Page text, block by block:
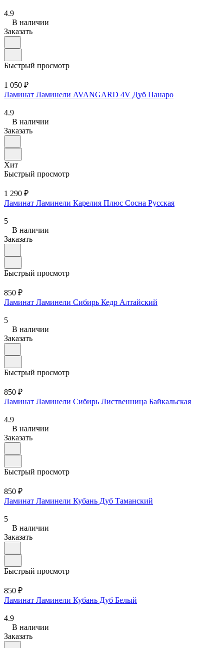
4.9
В наличии
Заказать
Быстрый просмотр
1 050 ₽
Ламинат Ламинели AVANGARD 4V Дуб Панаро
4.9
В наличии
Заказать
Хит
Быстрый просмотр
1 290 ₽
Ламинат Ламинели Карелия Плюс Сосна Русская
5
В наличии
Заказать
Быстрый просмотр
850 ₽
Ламинат Ламинели Сибирь Кедр Алтайский
5
В наличии
Заказать
Быстрый просмотр
850 ₽
Ламинат Ламинели Сибирь Лиственница Байкальская
4.9
В наличии
Заказать
Быстрый просмотр
850 ₽
Ламинат Ламинели Кубань Дуб Таманский
5
В наличии
Заказать
Быстрый просмотр
850 ₽
Ламинат Ламинели Кубань Дуб Белый
4.9
В наличии
Заказать